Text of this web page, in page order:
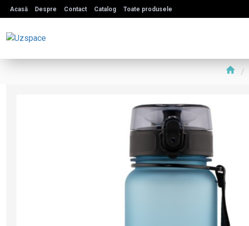
Acasă Despre Contact Catalog Toate produsele